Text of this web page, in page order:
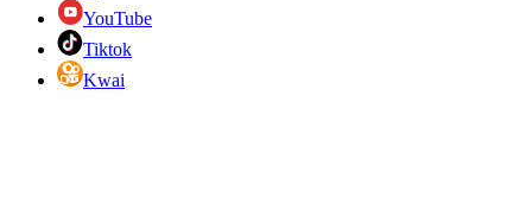
YouTube
Tiktok
Kwai